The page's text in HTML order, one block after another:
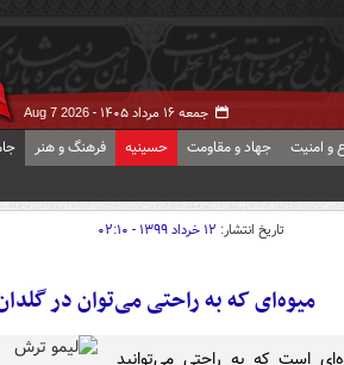
جمعه ۱۶ مرداد ۱۴۰۵ - Aug 7 2026
و امنیت جهاد و مقاومت حسینیه فرهنگ و هنر
تاریخ انتشار: ۱۲ خرداد ۱۳۹۹ - ۰۲:۱۰
میوه‌ای که به راحتی می‌توان در
است که به راحتی می‌توانید